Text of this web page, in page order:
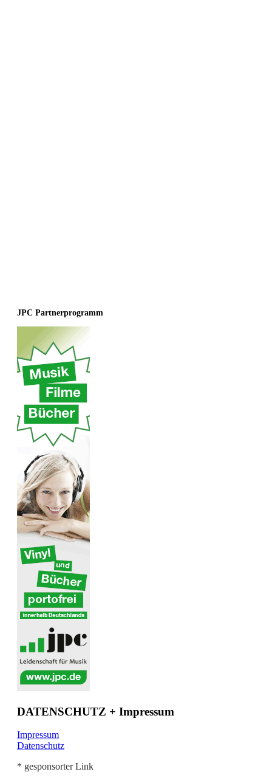
JPC Partnerprogramm
DATENSCHUTZ + Impressum
Impressum
Datenschutz
* gesponsorter Link